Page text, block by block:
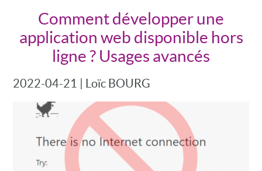
Comment développer une
application web disponible hors
ligne ? Usages avancés
2022-04-21 Loïc BOURG